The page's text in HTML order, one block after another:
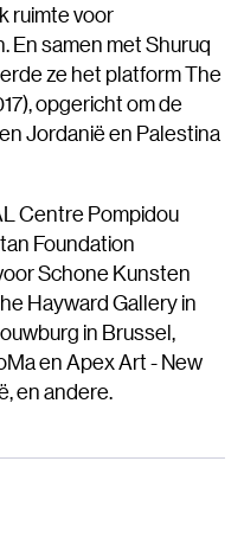
ruimte voor
En samen met Shuruq
ze het platform The
opgericht om de
Jordanië en Palestina
Centre Pompidou
Foundation
Schone Kunsten
Hayward Gallery in
in Brussel,
en Apex Art - New
en andere.